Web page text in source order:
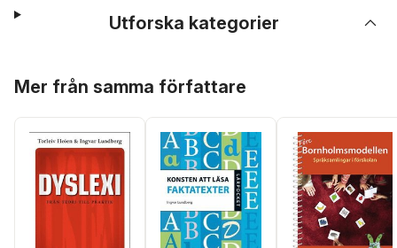
Utforska kategorier
Mer från samma författare